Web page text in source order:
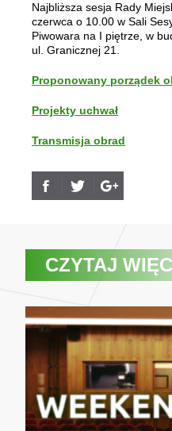
Najbliższa sesja Rady
czerwca o 10.00 w Sali
Piwowara na I piętrze, w
ul. Granicznej 21.
Proponowany porządek
Projekty uchwał
Transmisja obrad
CZYTAJ